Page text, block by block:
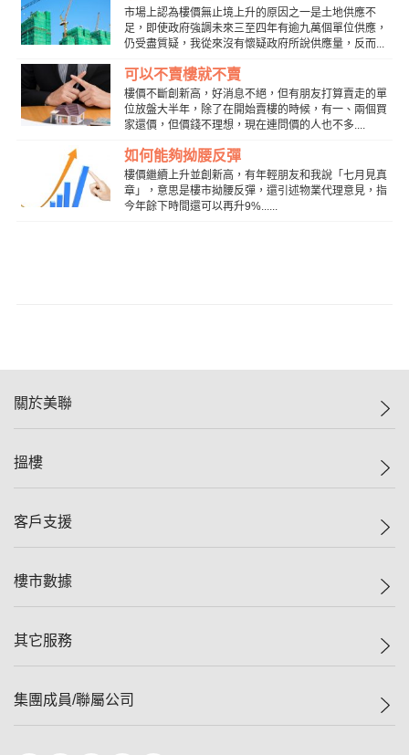
市場上認為樓價無止境上升的原因之一是土地供應不
足，即使政府強調未來三至四年有逾九萬個單位供應，
仍受盡質疑，我從來沒有懷疑政府所說供應量，反而...
可以不賣樓就不賣
樓價不斷創新高，好消息不絕，但有朋友打算賣走的單
位放盤大半年，除了在開始賣樓的時候，有一、兩個買
家還價，但價錢不理想，現在連問價的人也不多....
如何能夠拗腰反彈
樓價繼續上升並創新高，有年輕朋友和我說「七月見真
章」，意思是樓市拗腰反彈，還引述物業代理意見，指
今年餘下時間還可以再升9%......
關於美聯
美聯集團
人才招募
搵樓
一手新盤
減價
美聯豪宅
獨家樓盤
租盤
客戶支援
自助放盤
查詢熱線
按揭計算機
負擔能力計算機
樓市數據
樓價指數
歷史成交
其它服務
屋苑專頁
集團成員/聯屬公司